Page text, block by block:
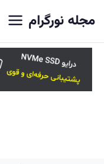
مجله نورگرام